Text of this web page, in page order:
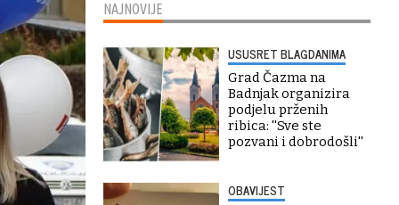
NAJNOVIJE
USUSRET BLAGDANIMA
Grad Čazma na
Badnjak organizira
podjelu prženih
ribica: ''Sve ste
pozvani i dobrodošli''
OBAVIJEST